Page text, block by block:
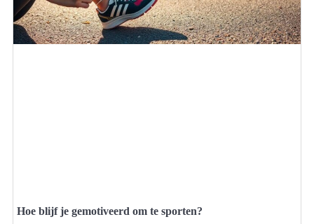
Hoe blijf je gemotiveerd om te sporten?